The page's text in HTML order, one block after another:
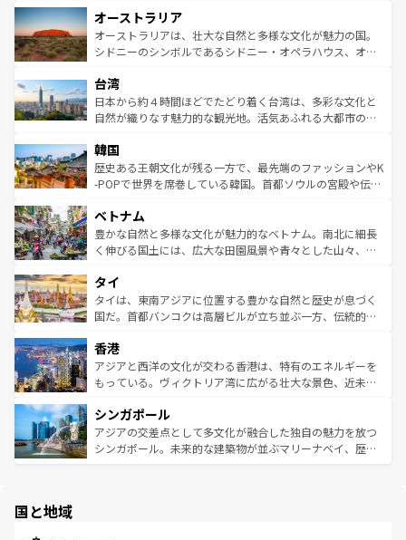
部のニューオーリンズでは、音楽と美食が融合した独特の
文化が魅力。旅行者はアメリカの各地域で異なる魅力を楽
しみながら、その多様性と豊かな歴史を感じることができ
ならではの贅沢な旅のスタイルだ。 なお、新着のアメリカ
情報はコンテンツ一覧を参照してほしい。
ワイ島は見逃せない。また、定番の観光地といえばオアフ
島だが、静かな自然を求めるならマウイ島やカウアイ島が
おすすめ。エメラルドグリーンに輝く海をはじめ、豊かな
れるおもてなしの心で訪れる人々を迎えてくれるハワイの
人々、おいしいローカルフードやハワイアンミュージッ
ク、伝統的なフラダンスなど、すべてがハワイの魅力を彩
ワイを、存分に味わってほしい。 なお、新着のハワイ情報
はコンテンツ一覧を参照してほしい。
オーストラリア
オーストラリアは、壮大な自然と多様な文化が魅力の国。
シドニーのシンボルであるシドニー・オペラハウス、オー
リアリーフや大陸中央部にそびえるウルル（エアーズロッ
ク）、タスマニアの美しい原生林やケアンズの熱帯雨林な
ど、見どころがたくさん。また、カフェやワイン、オージ
いる。アクティビティも充実しており、サーフィンやダイ
ビング、ハイキングなど、アウトドア好きにはたまらな
い。オーストラリアの多彩な魅力を存分に味わいつくそ
参照してほしい。
台湾
日本から約４時間ほどでたどり着く台湾は、多彩な文化と
自然が織りなす魅力的な観光地。活気あふれる大都市の台
ン）、静ひつな山岳地帯である台湾東部など、都市の喧騒
と山間の静けさが共存しており、訪れる人に新しい発見と
驚きをもたらしてくれる。また、奥深い台湾の食文化も魅
容にもいいと評判のスイーツなど、バラエティ豊かな料理
が味わえる。 なお、新着の台湾情報は コンテンツ一覧を参
照してほしい。
韓国
歴史ある王朝文化が残る一方で、最先端のファッションやK
-POPで世界を席巻している韓国。首都ソウルの宮殿や伝統
き、地方に足を延ばせば四季折々の自然美を楽しむことが
できる。そして、キムチや焼肉、絶品のストリートフード
まで、さまざまな韓国料理が待っている。夜には、韓国な
リティに包まれながら、韓国の多彩な魅力を心ゆくまで味
わってみてほしい。 なお、新着の韓国情報はコンテンツ一
覧を参照してほしい。
ベトナム
豊かな自然と多様な文化が魅力的なベトナム。南北に細長
く伸びる国土には、広大な田園風景や青々とした山々、世
急速な発展と共に伝統が息づく。ハノイの古い町並みやホ
ーチミン市のフランス統治時代の建物も、独特の雰囲気を
醸し出している。また、バラエティの豊かさとおいしさで
とつ。フォーやバインミー、ベトナムコーヒーなどは、ぜ
ひ現地で味わいたい。どの地域を訪れてもあたたかい人々
が旅行者を迎えてくれるので、きっと忘れられない旅にな
参照してほしい。
タイ
タイは、東南アジアに位置する豊かな自然と歴史が息づく
国だ。首都バンコクは高層ビルが立ち並ぶ一方、伝統的な
の活気が交差している。北部ではチェンマイなどの山岳地
帯で自然と触れ合い、南部ではプーケットやクラビの美し
いビーチでリゾート気分を楽しむことができる。タイ料理
激する。気候は一年中温暖で、どの季節にも異なる楽しみ
が待っている。親しみやすいタイの人々、仏教を中心とし
た文化、そして多様な観光資源が、訪れる旅人を魅了し続
香港
アジアと西洋の文化が交わる香港は、特有のエネルギーを
もっている。ヴィクトリア湾に広がる壮大な景色、近未来
み、どこを訪れても感動するはず。観光スポットが密集し
ており、効率よく見どころを回れるのも魅力。息をのむよ
うな絶景から文化的な体験まで、香港を存分に楽しみ尽く
シンガポール
アジアの交差点として多文化が融合した独自の魅力を放つ
シンガポール。未来的な建築物が並ぶマリーナベイ、歴史
国と地域